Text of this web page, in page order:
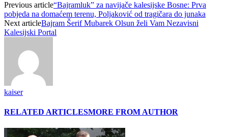
Previous article“Bajramluk” za navijače kalesijske Bosne: Prva
pobjeda na domaćem terenu, Poljaković od tragičara do junaka
Next articleBajram Šerif Mubarek Olsun želi Vam Nezavisni
Kalesijski Portal
kaiser
RELATED ARTICLESMORE FROM AUTHOR